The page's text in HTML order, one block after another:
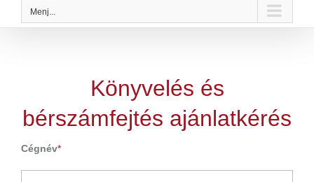
Menj...
Könyvelés és
bérszámfejtés ajánlatkérés
Cégnév*